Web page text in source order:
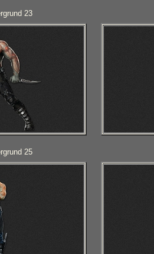
23
25